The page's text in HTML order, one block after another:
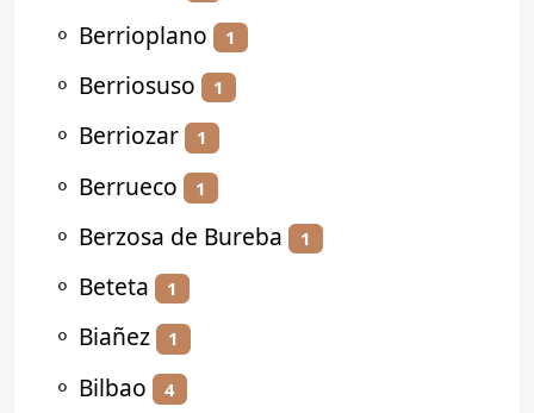
⚬ Berrioplano 1
⚬ Berriosuso 1
⚬ Berriozar 1
⚬ Berrueco 1
⚬ Berzosa de Bureba 1
⚬ Beteta 1
⚬ Biañez 1
⚬ Bilbao 4